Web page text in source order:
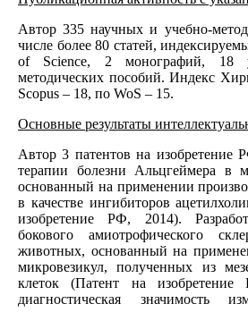
Автор 335 научных и учебно-
числе более 80 статей,
of Science, 2 монографий, 18
методических пособий. Индекс
Scopus – 18, по WoS – 15.
Основные результаты
Автор 3 патентов на изобретение
терапии болезни Альцгеймера в
основанный на применении
в качестве ингибиторов
изобретение РФ, 2014).
бокового амиотрофического
животных, основанный на
микровезикул, полученных из
клеток (Патент на
диагностическая значимость